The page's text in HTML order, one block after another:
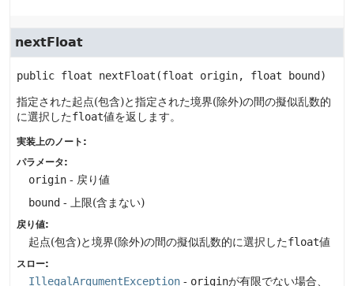
nextFloat
public float nextFloat (float origin, float bound)
指定された起点(包含)と指定された境界(除外)の間の擬似乱数的
に選択したfloat値を返します。
実装上のノート:
パラメータ:
origin - 戻り値
bound - 上限(含まない)
戻り値:
起点(包含)と境界(除外)の間の擬似乱数的に選択したfloat値
スロー:
IllegalArgumentException - originが有限でない場合、